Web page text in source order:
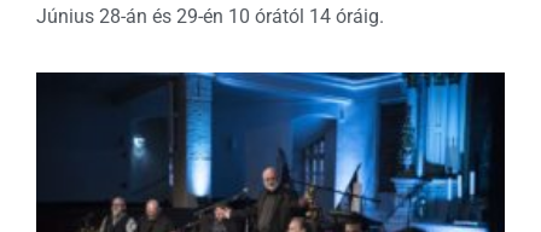
Június 28-án és 29-én 10 órától 14 óráig.